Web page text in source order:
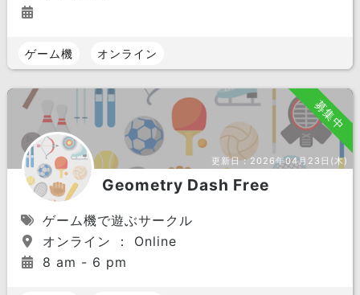
ゲーム機 オンライン
募集中
更新日：2026年04月23日(木)
Geometry Dash Free
ゲーム機で遊ぶサークル
オンライン ： Online
8 am - 6 pm